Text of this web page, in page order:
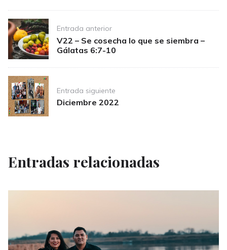
Post
navigation
Entrada anterior
V22 – Se cosecha lo que se siembra –
Gálatas 6:7-10
Entrada siguiente
Diciembre 2022
Entradas relacionadas